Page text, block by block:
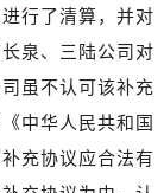
行了清算，并对
泉、三陆公司对
虽不认可该补充
中华人民共和国
充协议应合法有